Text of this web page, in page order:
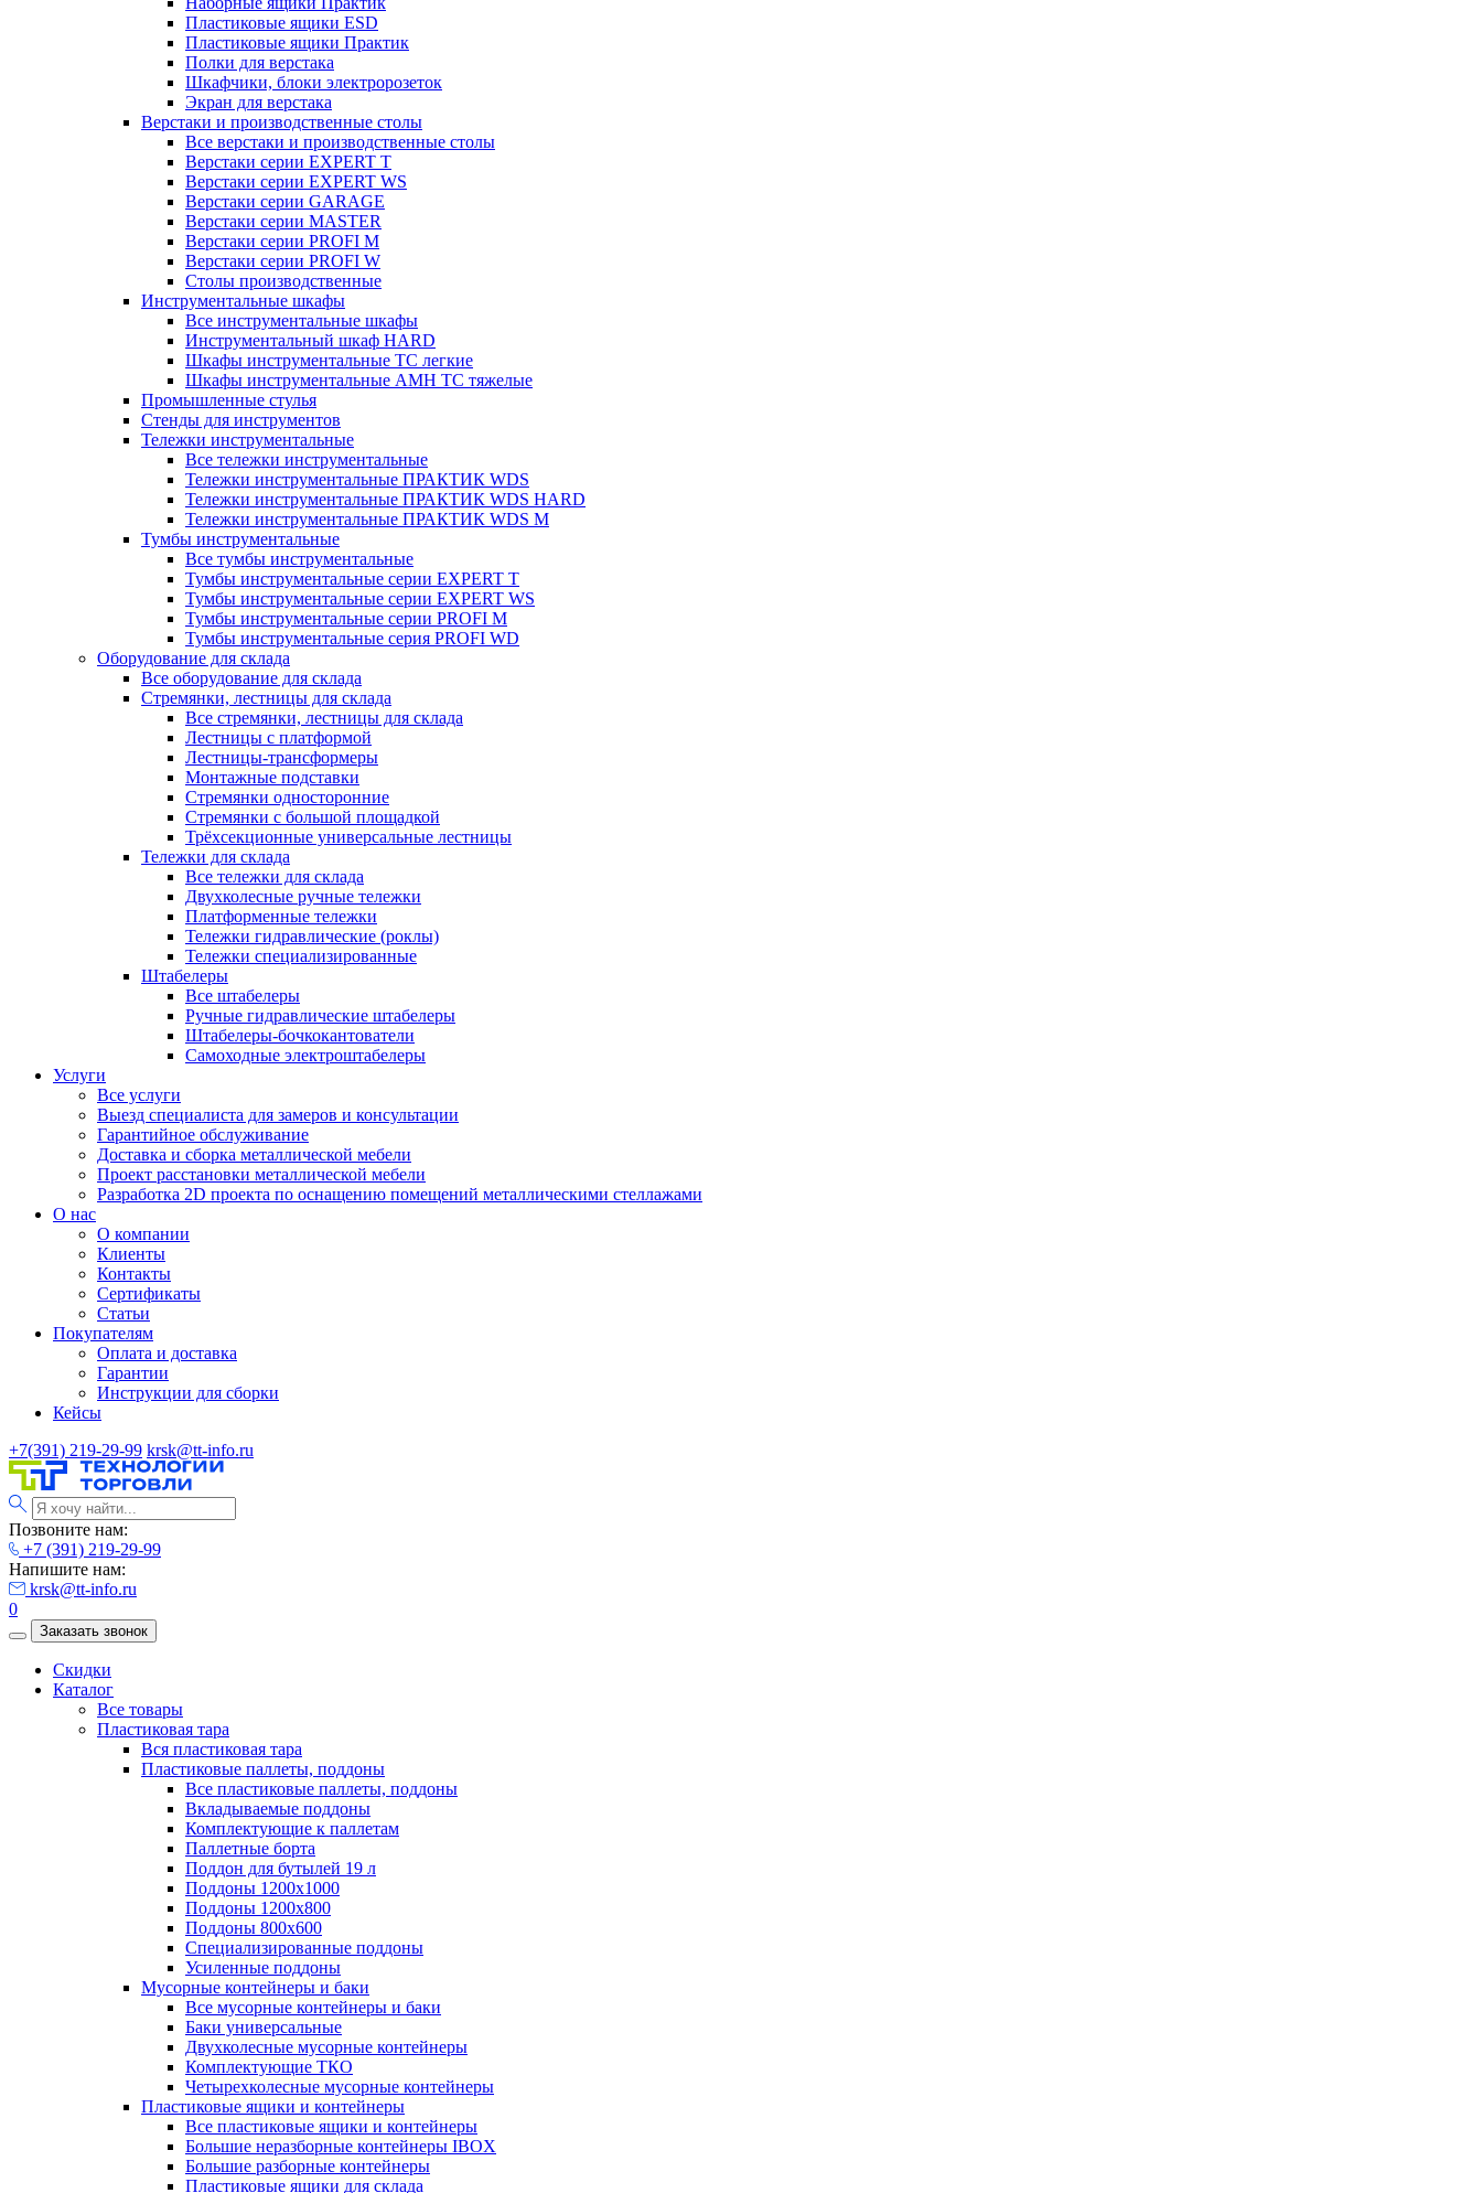
Пластиковые ящики ESD
Пластиковые ящики Практик
Полки для верстака
Шкафчики, блоки электророзеток
Экран для верстака
Верстаки и производственные столы
Все верстаки и производственные столы
Верстаки серии EXPERT T
Верстаки серии EXPERT WS
Верстаки серии GARAGE
Верстаки серии MASTER
Верстаки серии PROFI M
Верстаки серии PROFI W
Столы производственные
Инструментальные шкафы
Все инструментальные шкафы
Инструментальный шкаф HARD
Шкафы инструментальные ТС легкие
Шкафы инструментальные AMH TC тяжелые
Промышленные стулья
Стенды для инструментов
Тележки инструментальные
Все тележки инструментальные
Тележки инструментальные ПРАКТИК WDS
Тележки инструментальные ПРАКТИК WDS HARD
Тележки инструментальные ПРАКТИК WDS M
Тумбы инструментальные
Все тумбы инструментальные
Тумбы инструментальные серии EXPERT T
Тумбы инструментальные серии EXPERT WS
Тумбы инструментальные серии PROFI M
Тумбы инструментальные серия PROFI WD
Оборудование для склада
Все оборудование для склада
Стремянки, лестницы для склада
Все стремянки, лестницы для склада
Лестницы с платформой
Лестницы-трансформеры
Монтажные подставки
Стремянки односторонние
Стремянки с большой площадкой
Трёхсекционные универсальные лестницы
Тележки для склада
Все тележки для склада
Двухколесные ручные тележки
Платформенные тележки
Тележки гидравлические (роклы)
Тележки специализированные
Штабелеры
Все штабелеры
Ручные гидравлические штабелеры
Штабелеры-бочкокантователи
Самоходные электроштабелеры
Услуги
Все услуги
Выезд специалиста для замеров и консультации
Гарантийное обслуживание
Доставка и сборка металлической мебели
Проект расстановки металлической мебели
Разработка 2D проекта по оснащению помещений металлическими стеллажами
О нас
О компании
Клиенты
Контакты
Сертификаты
Статьи
Покупателям
Оплата и доставка
Гарантии
Инструкции для сборки
Кейсы
+7(391) 219-29-99 krsk@tt-info.ru
Позвоните нам:
+7 (391) 219-29-99
Напишите нам:
krsk@tt-info.ru
0
Заказать звонок
Скидки
Каталог
Все товары
Пластиковая тара
Вся пластиковая тара
Пластиковые паллеты, поддоны
Все пластиковые паллеты, поддоны
Вкладываемые поддоны
Комплектующие к паллетам
Паллетные борта
Поддон для бутылей 19 л
Поддоны 1200х1000
Поддоны 1200х800
Поддоны 800х600
Специализированные поддоны
Усиленные поддоны
Мусорные контейнеры и баки
Все мусорные контейнеры и баки
Баки универсальные
Двухколесные мусорные контейнеры
Комплектующие ТКО
Четырехколесные мусорные контейнеры
Пластиковые ящики и контейнеры
Все пластиковые ящики и контейнеры
Большие неразборные контейнеры IBOX
Большие разборные контейнеры
Пластиковые ящики для склада